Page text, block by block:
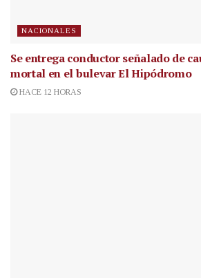
NACIONALES
Se entrega conductor señalado de
mortal en el bulevar El Hipódromo
HACE 12 HORAS